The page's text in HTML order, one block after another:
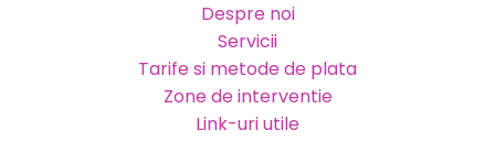
Despre noi
Servicii
Tarife si metode de plata
Zone de interventie
Link-uri utile